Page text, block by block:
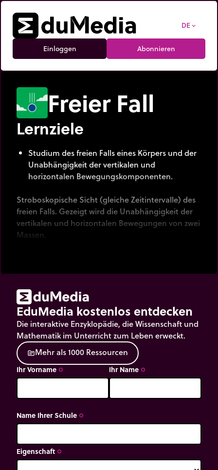
DE expand_more
Einloggen Abonnieren
Freier Fall
Lernziele
Studium des freien Falls eines Körpers und der
Unabhängigkeit der vertikalen und
horizontalen Bewegungskomponenten.
Stroboskopische Sicht (gleiche Zeitintervalle) des
freien Falls. Gezeigt wird die Unabhängigkeit der
vertikalen und horizontalen Bewegungen von zwei
Massen.
EduMedia kostenlos entdecken
Die interaktive Enzyklopädie, die Wissenschaft und
Mathematik im Unterricht zum Leben erweckt.
sourceMehrals1000 Ressourcen
Ihr Vorname trip_origin Ihr Name trip_origin
Name Ihrer Schule trip_origin
Eigenschaft trip_origin